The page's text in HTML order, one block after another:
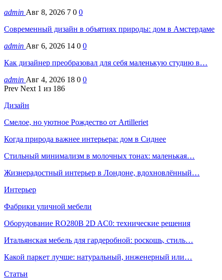
admin Авг 8, 2026 7 0 0
Современный дизайн в объятиях природы: дом в Амстердаме
admin Авг 6, 2026 14 0 0
Как дизайнер преобразовал для себя маленькую студию в…
admin Авг 4, 2026 18 0 0
Prev Next 1 из 186
Дизайн
Смелое, но уютное Рождество от Artilleriet
Когда природа важнее интерьера: дом в Сиднее
Стильный минимализм в молочных тонах: маленькая…
Жизнерадостный интерьер в Лондоне, вдохновлённый…
Интерьер
Фабрики уличной мебели
Оборудование RO280B 2D AC0: технические решения
Итальянская мебель для гардеробной: роскошь, стиль…
Какой паркет лучше: натуральный, инженерный или…
Статьи